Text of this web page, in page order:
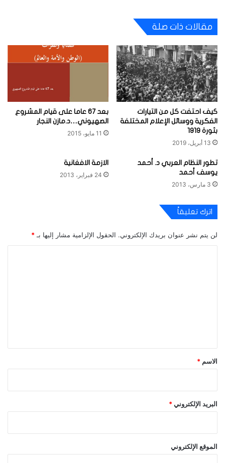
مقالات ذات صلة
كيف احتفت كل من التيارات
الفكرية ووسائل الإعلام المختلفة
بثورة 1919
13 أبريل، 2019
بعد 67 عاما على قيام المشروع
الصهيوني…د.مازن النجار
11 مايو، 2015
تطور النظام العربي د. أحمد
يوسف أحمد
3 مارس، 2013
الازمة الافغانية
24 فبراير، 2013
اترك تعليقاً
لن يتم نشر عنوان بريدك الإلكتروني. الحقول الإلزامية مشار إليها بـ *
*
الاسم *
البريد الإلكتروني *
الموقع الإلكتروني